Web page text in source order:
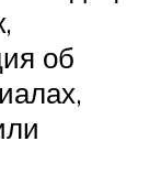
об